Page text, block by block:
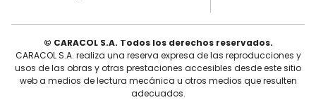
© CARACOL S.A. Todos los derechos reservados.
CARACOL S.A. realiza una reserva expresa de las reproducciones y
usos de las obras y otras prestaciones accesibles desde este sitio
web a medios de lectura mecánica u otros medios que resulten
adecuados.